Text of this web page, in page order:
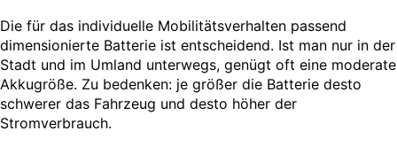
Die für das individuelle Mobilitätsverhalten passend
dimensionierte Batterie ist entscheidend. Ist man nur in der
Stadt und im Umland unterwegs, genügt oft eine moderate
Akkugröße. Zu bedenken: je größer die Batterie desto
schwerer das Fahrzeug und desto höher der
Stromverbrauch.